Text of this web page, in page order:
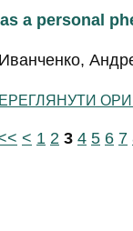
a personal
< 1 2 3 4 5 6 7